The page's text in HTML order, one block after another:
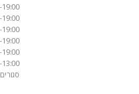
19:00
19:00
19:00
19:00
19:00
13:00
סגורים